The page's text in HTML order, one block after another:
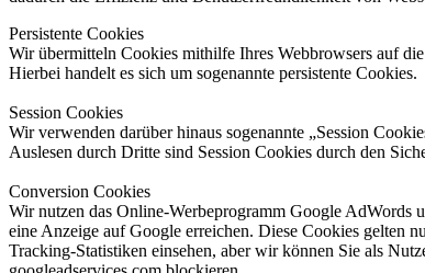
Persistente Cookies
Wir übermitteln Cookies mithilfe Ihres Webbrowsers auf
Hierbei handelt es sich um sogenannte persistente Cookies.
Session Cookies
Wir verwenden darüber hinaus sogenannte „Session
Auslesen durch Dritte sind Session Cookies durch den
Conversion Cookies
Wir nutzen das Online-Werbeprogramm Google AdWords
eine Anzeige auf Google erreichen. Diese Cookies gelten
Tracking-Statistiken einsehen, aber wir können Sie als